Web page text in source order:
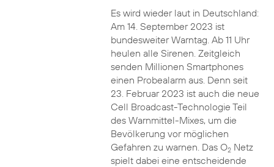
Es wird wieder laut in Deutschland:
Am 14. September 2023 ist
bundesweiter Warntag. Ab 11 Uhr
heulen alle Sirenen. Zeitgleich
senden Millionen Smartphones
einen Probealarm aus. Denn seit
23. Februar 2023 ist auch die neue
Cell Broadcast-Technologie Teil
des Warnmittel-Mixes, um die
Bevölkerung vor möglichen
Gefahren zu warnen. Das O2Netz
spielt dabei eine entscheidende